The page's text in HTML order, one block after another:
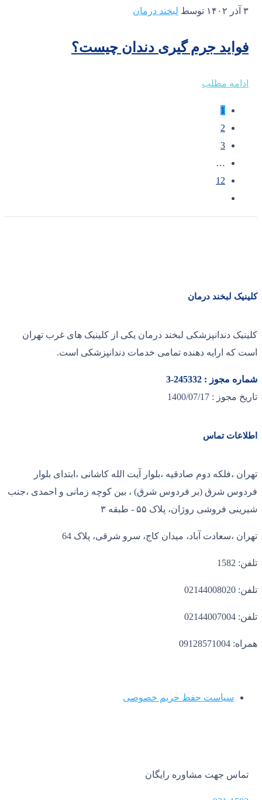
۳ آذر ۱۴۰۲
توسط لبخند درمان
فواید جرم گیری دندان چیست؟
ادامه مطلب
1
2
3
…
12
کلینیک لبخند درمان
کلینیک دندانپزشکی لبخند درمان یکی از کلینیک های غرب تهران
است که ارایه دهنده تمامی خدمات دندانپزشکی است.
شماره مجوز : 245332-3
تاریخ مجوز : 1400/07/17
اطلاعات تماس
تهران ،فلکه دوم صادقیه ،بلوار آیت الله کاشانی ،ابتدای بلوار
فردوس شرق (بر فردوس شرق) ، بین کوچه زمانی و احمدی ،جنب
شیرینی فروشی روژان، پلاک ۵۵ - طبقه ۳
تهران ،سعادت آباد، میدان کاج، سرو شرقی، پلاک 64
تلفن: 1582
تلفن: 02144008020
تلفن: 02144007004
همراه: 09128571004
سیاست حفظ حریم خصوصی
تماس جهت مشاوره رایگان